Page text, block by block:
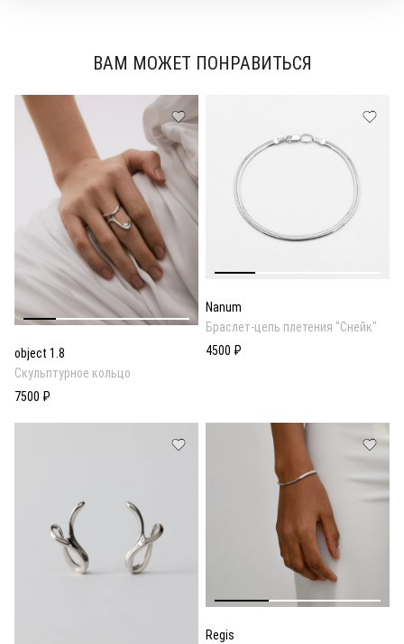
ВАМ МОЖЕТ ПОНРАВИТЬСЯ
object 1.8
Скульптурное кольцо
7500 ₽
Nanum
Браслет-цепь плетения "Снейк"
4500 ₽
Regis